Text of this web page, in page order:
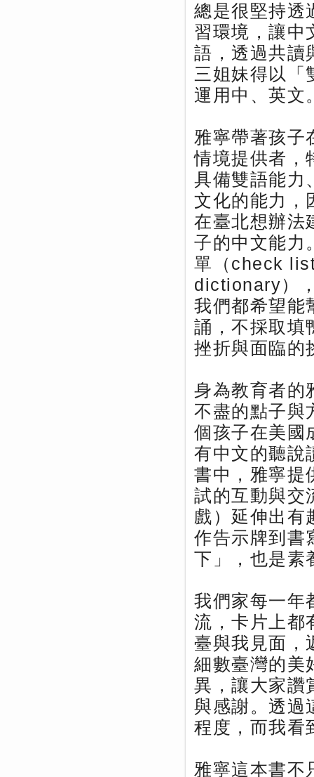
總是很堅持透
習環境，讓中
語，透過共讀
三姐妹得以「
運用中、英文
雅寧帶著孩子
情境提供者，
具備雙語能力
文化的能力，
在臺北想辦法
子的中文能力
單（check
dictionary）
我們都希望能
誦，不採取填
挫折與面臨的
身為教育者的
不盡的點子與
個孩子在美國
有中文的聽說
書中，雅寧提
試的互動與
戲）延伸出有
作告示牌到書
下」，也是素
我們家每一年
流，卡片上都
臺與我見面，
細數臺灣的美
異，讓大家讚
與感謝。透過
程度，而我看
雅寧這本書不